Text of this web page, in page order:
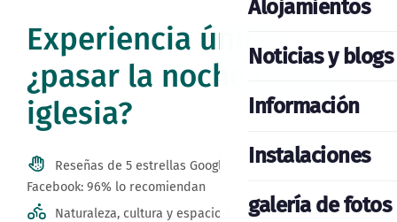
Experiencia única:
¿pasar la noche en una
iglesia?
Reseñas de 5 estrellas Google I Booking: 8.9 I Reseñas
Facebook: 96% lo recomiendan
Naturaleza, cultura y espacio en el corazón de Frisia
Alojamientos
Noticias y blogs
Información
Instalaciones
galería de fotos